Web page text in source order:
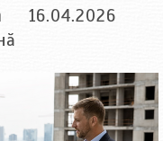
16.04.2026